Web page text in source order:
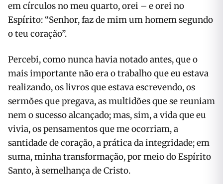
em círculos no meu quarto, orei – e orei no
Espírito: “Senhor, faz de mim um homem segundo
o teu coração”.
Percebi, como nunca havia notado antes, que o
mais importante não era o trabalho que eu estava
realizando, os livros que estava escrevendo, os
sermões que pregava, as multidões que se reuniam
nem o sucesso alcançado; mas, sim, a vida que eu
vivia, os pensamentos que me ocorriam, a
santidade de coração, a prática da integridade; em
suma, minha transformação, por meio do Espírito
Santo, à semelhança de Cristo.